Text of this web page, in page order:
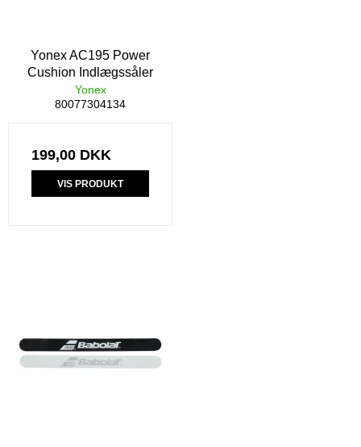
Yonex AC195 Power
Cushion Indlægssåler
Yonex
80077304134
199,00 DKK
VIS PRODUKT